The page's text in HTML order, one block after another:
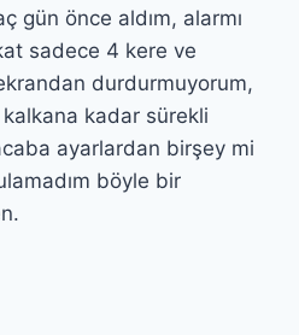
gün önce aldım, alarmı
sadece 4 kere ve
durdurmuyorum,
kadar sürekli
ayarlardan birşey mi
böyle bir